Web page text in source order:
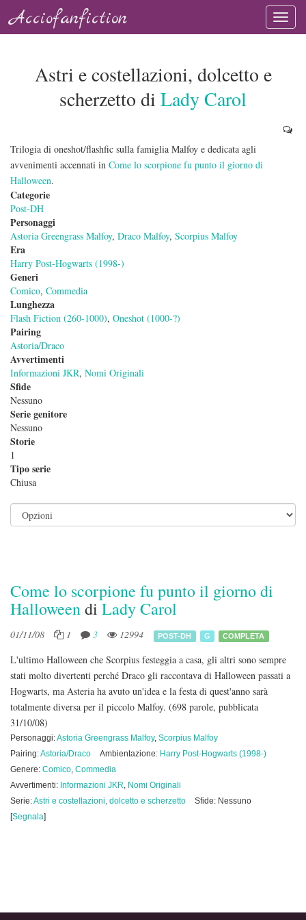
Acciofanfiction
Astri e costellazioni, dolcetto e
scherzetto di Lady Carol
Trilogia di oneshot/flashfic sulla famiglia Malfoy e dedicata agli
avvenimenti accennati in Come lo scorpione fu punto il giorno di
Halloween.
Categorie
Post-DH
Personaggi
Astoria Greengrass Malfoy, Draco Malfoy, Scorpius Malfoy
Era
Harry Post-Hogwarts (1998-)
Generi
Comico, Commedia
Lunghezza
Flash Fiction (260-1000), Oneshot (1000-?)
Pairing
Astoria/Draco
Avvertimenti
Informazioni JKR, Nomi Originali
Sfide
Nessuno
Serie genitore
Nessuno
Storie
1
Tipo serie
Chiusa
Come lo scorpione fu punto il giorno di
Halloweendi Lady Carol
01/11/08 1 3 12994 POST-DH G COMPLETA
L'ultimo Halloween che Scorpius festeggia a casa, gli altri sono sempre
stati molto divertenti perché Draco gli raccontava di Halloween passati a
Hogwarts, ma Asteria ha avuto un'idea e la festa di quest'anno sarà
totalmente diversa per il piccolo Malfoy. (698 parole, pubblicata
31/10/08)
Personaggi:Astoria Greengrass Malfoy, Scorpius Malfoy
Pairing:Astoria/Draco Ambientazione: Harry Post-Hogwarts (1998-)
Genere: Comico, Commedia
Avvertimenti: Informazioni JKR, Nomi Originali
Serie:Astri e costellazioni, dolcetto e scherzetto
Sfide: Nessuno
[Segnala]